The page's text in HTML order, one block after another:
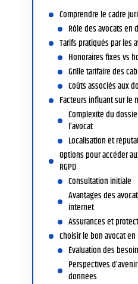
Comprendre le cadre
Rôle des avocats en
Tarifs pratiqués par les
Honoraires fixes vs
Grille tarifaire des
Coûts associés aux
Facteurs influant sur le
Complexité du
l’avocat
Localisation et
Options pour accéder
RGPD
Consultation initiale
Avantages des
internet
Assurances et
Choisir le bon avocat en
Évaluation des
Perspectives
données